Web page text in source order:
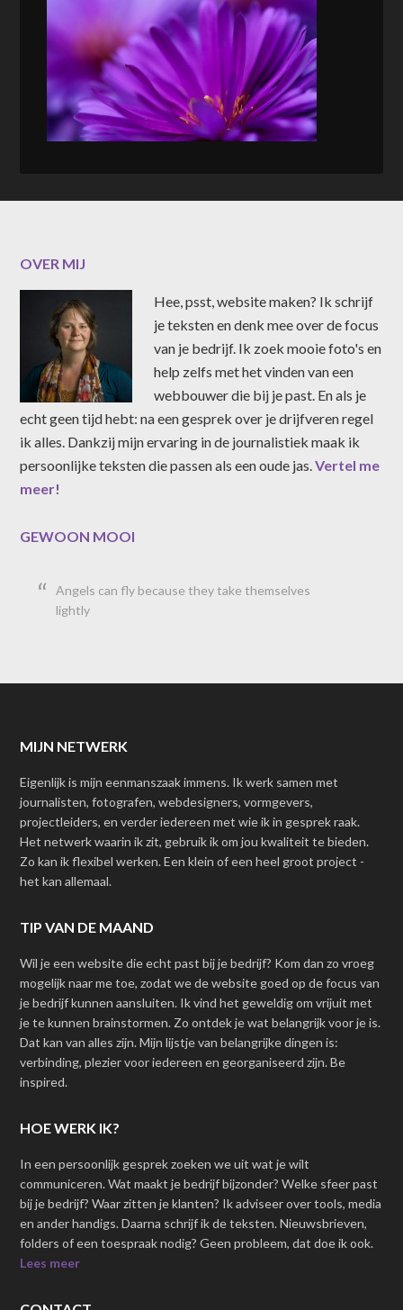
OVER MIJ
Hee, psst, website maken? Ik schrijf
je teksten en denk mee over de focus
van je bedrijf. Ik zoek mooie foto's en
help zelfs met het vinden van een
webbouwer die bij je past. En als je
echt geen tijd hebt: na een gesprek over je drijfveren regel
ik alles. Dankzij mijn ervaring in de journalistiek maak ik
persoonlijke teksten die passen als een oude jas.Vertel me
meer!
GEWOON MOOI
Angels can fly because they take themselves
lightly
MIJN NETWERK
Eigenlijk is mijn eenmanszaak immens. Ik werk samen met
journalisten, fotografen, webdesigners, vormgevers,
projectleiders, en verder iedereen met wie ik in gesprek raak.
Het netwerk waarin ik zit, gebruik ik om jou kwaliteit te bieden.
Zo kan ik flexibel werken. Een klein of een heel groot project -
het kan allemaal.
TIP VAN DE MAAND
Wil je een website die echt past bij je bedrijf? Kom dan zo vroeg
mogelijk naar me toe, zodat we de website goed op de focus van
je bedrijf kunnen aansluiten. Ik vind het geweldig om vrijuit met
je te kunnen brainstormen. Zo ontdek je wat belangrijk voor je is.
Dat kan van alles zijn. Mijn lijstje van belangrijke dingen is:
verbinding, plezier voor iedereen en georganiseerd zijn. Be
inspired.
HOE WERK IK?
In een persoonlijk gesprek zoeken we uit wat je wilt
communiceren. Wat maakt je bedrijf bijzonder? Welke sfeer past
bij je bedrijf? Waar zitten je klanten? Ik adviseer over tools, media
en ander handigs. Daarna schrijf ik de teksten. Nieuwsbrieven,
folders of een toespraak nodig? Geen probleem, dat doe ik ook.
Lees meer